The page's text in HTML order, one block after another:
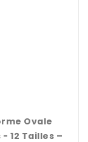
Ovale
12 Tailles –